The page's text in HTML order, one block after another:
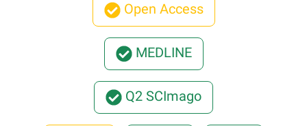
Open Access
MEDLINE
Q2 SCImago